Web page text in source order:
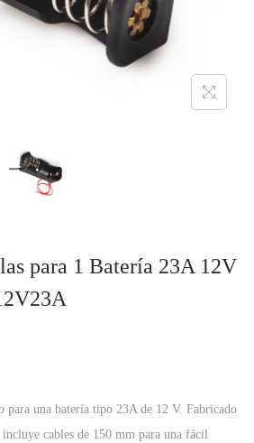
a
i
para 1 Batería 23A 12V
para una batería tipo 23A de 12 V. Fabricado
cables de 150 mm para una fácil